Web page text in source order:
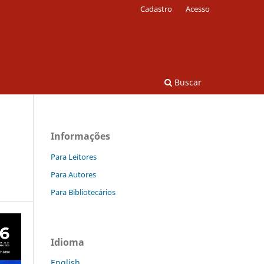
Buscar
Cadastro Acesso
Informações
Para Leitores
Para Autores
Para Bibliotecários
Idioma